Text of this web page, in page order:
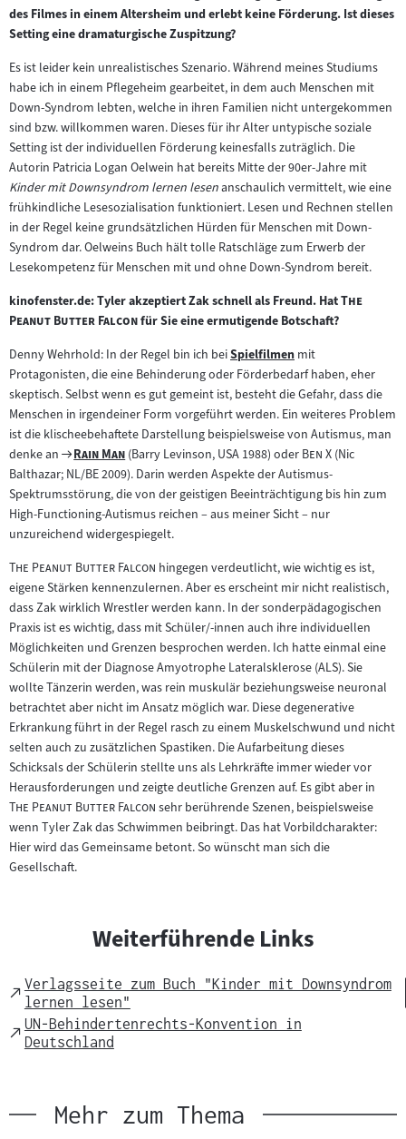
des Filmes in einem Altersheim und erlebt keine Förderung. Ist dieses
Setting eine dramaturgische Zuspitzung?
Es ist leider kein unrealistisches Szenario. Während meines Studiums
habe ich in einem Pflegeheim gearbeitet, in dem auch Menschen mit
Down-Syndrom lebten, welche in ihren Familien nicht untergekommen
sind bzw. willkommen waren. Dieses für ihr Alter untypische soziale
Setting ist der individuellen Förderung keinesfalls zuträglich. Die
Autorin Patricia Logan Oelwein hat bereits Mitte der 90er-Jahre mit
Kinder mit Downsyndrom lernen lesenanschaulich vermittelt, wie eine
frühkindliche Lesesozialisation funktioniert. Lesen und Rechnen stellen
in der Regel keine grundsätzlichen Hürden für Menschen mit Down-
Syndrom dar. Oelweins Buch hält tolle Ratschläge zum Erwerb der
Lesekompetenz für Menschen mit und ohne Down-Syndrom bereit.
kinofenster.de: Tyler akzeptiert Zak schnell als Freund. Hat"
The
Peanut Butter Falcon"für Sie eine ermutigende Botschaft?
Denny Wehrhold: In der Regel bin ich beiZum
Inhalt:
Spielfilmen mit
Protagonisten, die eine Behinderung oder Förderbedarf haben, eher
skeptisch. Selbst wenn es gut gemeint ist, besteht die Gefahr, dass die
Menschen in irgendeiner Form vorgeführt werden. Ein weiteres Problem
ist die klischeebehaftete Darstellung beispielsweise von Autismus, man
denke an
Zum
Filmarchiv:
"
Rain Man"(Barry Levinson, USA 1988) oder "
Ben X"(Nic
Balthazar; NL/BE 2009). Darin werden Aspekte der Autismus-
Spektrumsstörung, die von der geistigen Beeinträchtigung bis hin zum
High-Functioning-Autismus reichen – aus meiner Sicht – nur
unzureichend widergespiegelt.
"
The Peanut Butter Falcon "hingegen verdeutlicht, wie wichtig es ist,
eigene Stärken kennenzulernen. Aber es erscheint mir nicht realistisch,
dass Zak wirklich Wrestler werden kann. In der sonderpädagogischen
Praxis ist es wichtig, dass mit Schüler/-innen auch ihre individuellen
Möglichkeiten und Grenzen besprochen werden. Ich hatte einmal eine
Schülerin mit der Diagnose Amyotrophe Lateralsklerose (ALS). Sie
wollte Tänzerin werden, was rein muskulär beziehungsweise neuronal
betrachtet aber nicht im Ansatz möglich war. Diese degenerative
Erkrankung führt in der Regel rasch zu einem Muskelschwund und nicht
selten auch zu zusätzlichen Spastiken. Die Aufarbeitung dieses
Schicksals der Schülerin stellte uns als Lehrkräfte immer wieder vor
Herausforderungen und zeigte deutliche Grenzen auf. Es gibt aber in
The Peanut Butter Falcon "sehr berührende Szenen, beispielsweise
wenn Tyler Zak das Schwimmen beibringt. Das hat Vorbildcharakter:
Hier wird das Gemeinsame betont. So wünscht man sich die
Gesellschaft.
Weiterführende Links
External
Link
Verlagsseite zum Buch "Kinder mit Downsyndrom
lernen lesen"
External
Link
UN-Behindertenrechts-Konvention in
Deutschland
Mehr zum Thema